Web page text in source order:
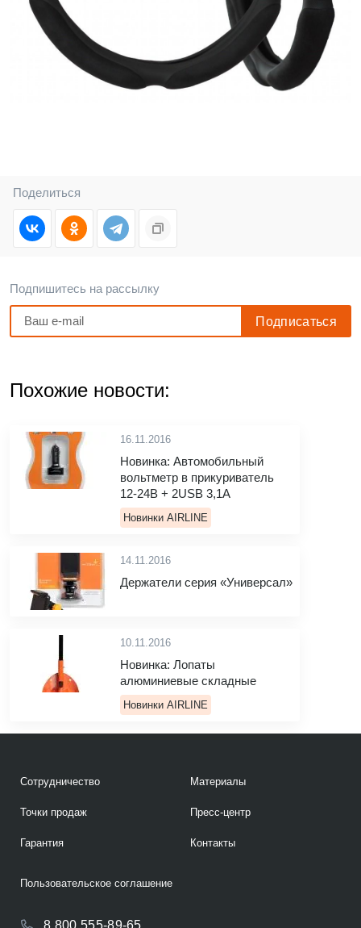
Поделиться
Подпишитесь на рассылку
Похожие новости:
16.11.2016
Новинка: Автомобильный
вольтметр в прикуриватель
12-24В + 2USB 3,1A
Новинки AIRLINE
14.11.2016
Держатели серия «Универсал»
10.11.2016
Новинка: Лопаты
алюминиевые складные
Новинки AIRLINE
Сотрудничество
Точки продаж
Гарантия
Материалы
Пресс-центр
Контакты
Пользовательское соглашение